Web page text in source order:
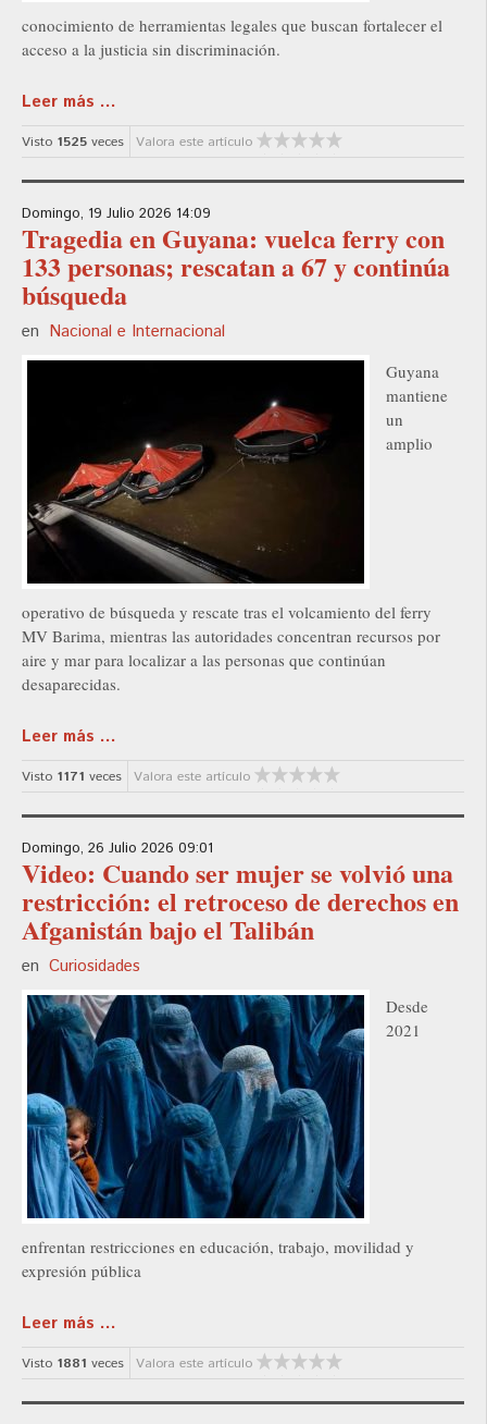
conocimiento de herramientas legales que buscan fortalecer el
acceso a la justicia sin discriminación.
Leer más ...
Visto 1525 veces Valora este artículo
Domingo, 19 Julio 2026 14:09
Tragedia en Guyana: vuelca ferry con
133 personas; rescatan a 67 y continúa
búsqueda
en Nacional e Internacional
Guyana
mantiene
un
amplio
operativo de búsqueda y rescate tras el volcamiento del ferry
MV Barima, mientras las autoridades concentran recursos por
aire y mar para localizar a las personas que continúan
desaparecidas.
Leer más ...
Visto 1171 veces Valora este artículo
Domingo, 26 Julio 2026 09:01
Video: Cuando ser mujer se volvió una
restricción: el retroceso de derechos en
Afganistán bajo el Talibán
en Curiosidades
Desde
2021
enfrentan restricciones en educación, trabajo, movilidad y
expresión pública
Leer más ...
Visto 1881 veces Valora este artículo